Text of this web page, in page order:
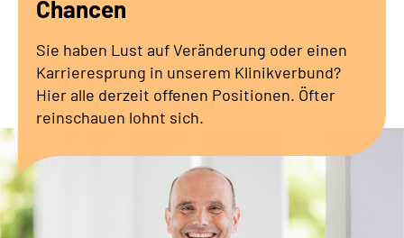
Karriere
Erweiterte Suche
Chancen
Sie haben Lust auf Veränderung oder einen
Karrieresprung in unserem Klinikverbund?
Hier alle derzeit offenen Positionen. Öfter
reinschauen lohnt sich.